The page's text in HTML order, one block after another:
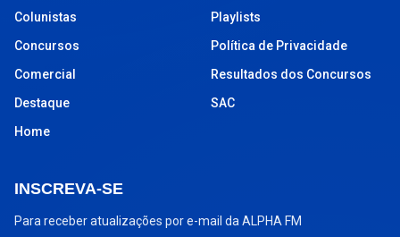
Colunistas
Concursos
Comercial
Destaque
Home
Playlists
Política de Privacidade
Resultados dos Concursos
SAC
INSCREVA-SE
Para receber atualizações por e-mail da ALPHA FM